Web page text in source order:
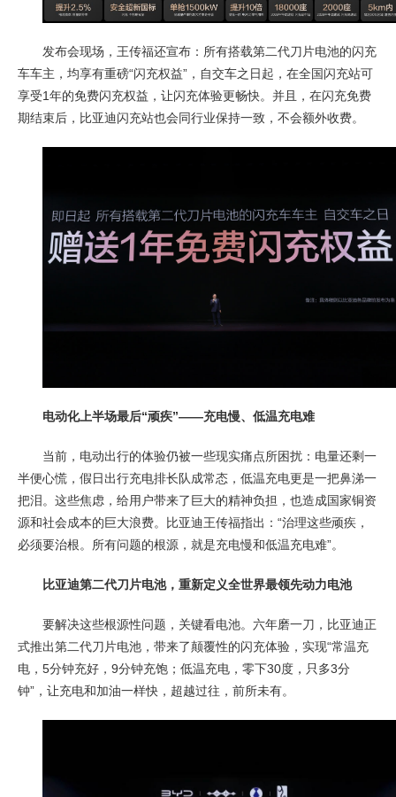
发布会现场，王传福还宣布：所有搭载第二代刀片电池的闪充
车车主，均享有重磅“闪充权益”，自交车之日起，在全国闪充站可
享受1年的免费闪充权益，让闪充体验更畅快。并且，在闪充免费
期结束后，比亚迪闪充站也会同行业保持一致，不会额外收费。
电动化上半场最后“顽疾”——充电慢、低温充电难
当前，电动出行的体验仍被一些现实痛点所困扰：电量还剩一
半便心慌，假日出行充电排长队成常态，低温充电更是一把鼻涕一
把泪。这些焦虑，给用户带来了巨大的精神负担，也造成国家铜资
源和社会成本的巨大浪费。比亚迪王传福指出：“治理这些顽疾，
必须要治根。所有问题的根源，就是充电慢和低温充电难”。
比亚迪第二代刀片电池，重新定义全世界最领先动力电池
要解决这些根源性问题，关键看电池。六年磨一刀，比亚迪正
式推出第二代刀片电池，带来了颠覆性的闪充体验，实现“常温充
电，5分钟充好，9分钟充饱；低温充电，零下30度，只多3分
钟”，让充电和加油一样快，超越过往，前所未有。